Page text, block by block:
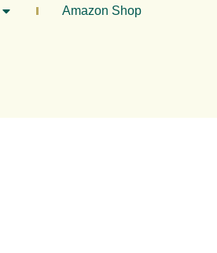
Amazon Shop